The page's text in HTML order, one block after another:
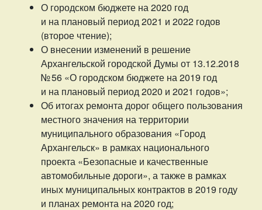
О городском бюджете на 2020 год
и на плановый период 2021 и 2022 годов
(второе чтение);
О внесении изменений в решение
Архангельской городской Думы от 13.12.2018
№ 56 «О городском бюджете на 2019 год
и на плановый период 2020 и 2021 годов»;
Об итогах ремонта дорог общего пользования
местного значения на территории
муниципального образования «Город
Архангельск» в рамках национального
проекта «Безопасные и качественные
автомобильные дороги», а также в рамках
иных муниципальных контрактов в 2019 году
и планах ремонта на 2020 год;